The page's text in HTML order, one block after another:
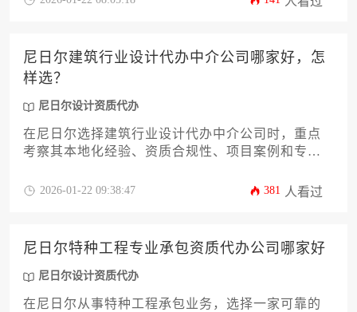
尼日尔建筑行业设计代办中介公司哪家好，怎
样选？
尼日尔设计资质代办
在尼日尔选择建筑行业设计代办中介公司时，重点
考察其本地化经验、资质合规性、项目案例和专业
作来筛选优质服务商，尤其要关注其在尼日尔设计
2026-01-22 09:38:47 381 人看过
尼日尔特种工程专业承包资质代办公司哪家好
尼日尔设计资质代办
在尼日尔从事特种工程承包业务，选择一家可靠的